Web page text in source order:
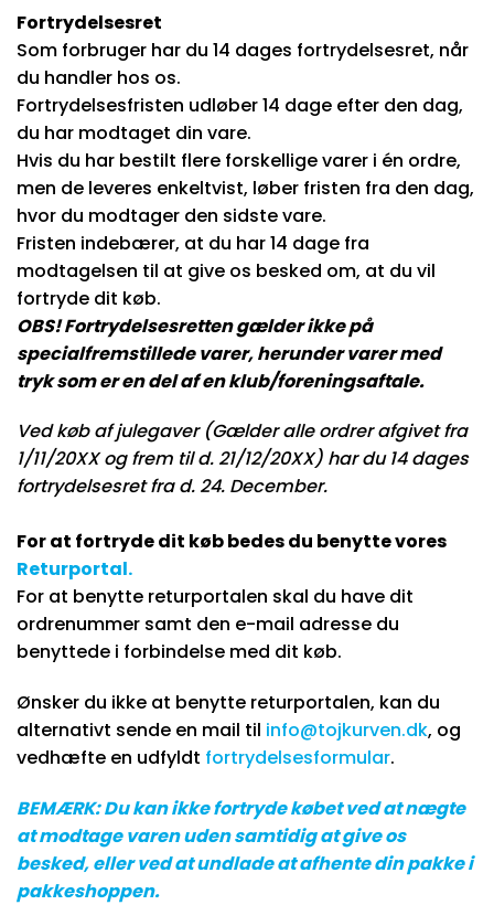
Fortrydelsesret
Som forbruger har du 14 dages fortrydelsesret, når
du handler hos os.
Fortrydelsesfristen udløber 14 dage efter den dag,
du har modtaget din vare.
Hvis du har bestilt flere forskellige varer i én ordre,
men de leveres enkeltvist, løber fristen fra den dag,
hvor du modtager den sidste vare.
Fristen indebærer, at du har 14 dage fra
modtagelsen til at give os besked om, at du vil
fortryde dit køb.
OBS! Fortrydelsesretten gælder ikke på
specialfremstillede varer, herunder varer med
tryk som er en del af en klub/foreningsaftale.
Ved køb af julegaver (Gælder alle ordrer afgivet fra
1/11/20XX og frem til d. 21/12/20XX) har du 14 dages
fortrydelsesret fra d. 24. December.
For at fortryde dit køb bedes du benytte vores
Returportal.
For at benytte returportalen skal du have dit
ordrenummer samt den e-mail adresse du
benyttede i forbindelse med dit køb.
Ønsker du ikke at benytte returportalen, kan du
alternativt sende en mail til info@tojkurven.dk, og
vedhæfte en udfyldt fortrydelsesformular.
BEMÆRK: Du kan ikke fortryde købet ved at nægte
at modtage varen uden samtidig at give os
besked, eller ved at undlade at afhente din pakke i
pakkeshoppen.